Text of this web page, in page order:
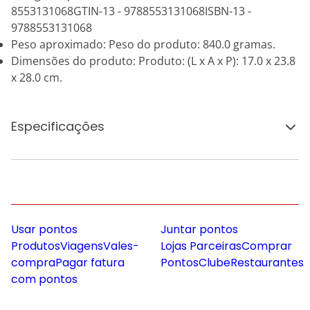
8553131068GTIN-13 - 9788553131068ISBN-13 -
9788553131068
Peso aproximado: Peso do produto: 840.0 gramas.
Dimensões do produto: Produto: (L x A x P): 17.0 x 23.8
x 28.0 cm.
Especificações
Usar pontos
ProdutosViagensVales-
compraPagar fatura
com pontos
Juntar pontos
Lojas ParceirasComprar
PontosClubeRestaurantes